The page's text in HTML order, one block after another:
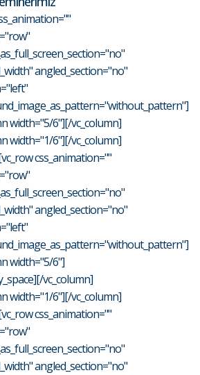
angled_section="no"
width="5/6"][/vc_column]
width="1/6"][/vc_column]
css_animation=""
angled_section="no"
width="5/6"]
vc_column]
width="1/6"][/vc_column]
css_animation=""
angled_section="no"